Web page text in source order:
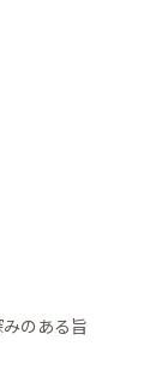
のある旨